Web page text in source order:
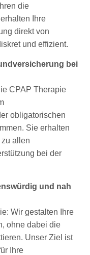
die
Ihre
direkt von
und effizient.
bei
CPAP Therapie
obligatorischen
Sie erhalten
allen
bei der
und nah
Wir gestalten Ihre
ohne dabei die
Unser Ziel ist
Ihre